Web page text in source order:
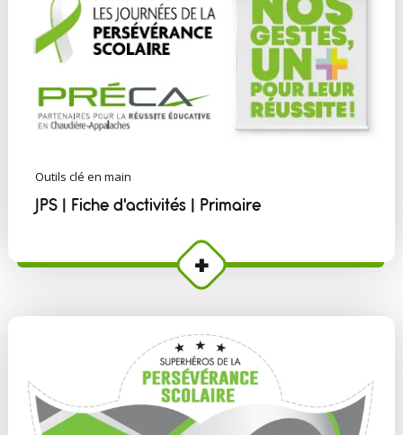
Outils clé en main
JPS | Fiche d'activités | Primaire